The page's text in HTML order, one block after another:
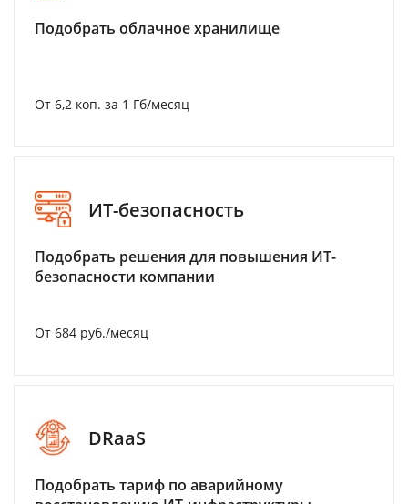
Подобрать облачное хранилище
От 6,2 коп. за 1 Гб/месяц
ИТ-безопасность
Подобрать решения для повышения ИТ-
безопасности компании
От 684 руб./месяц
DRaaS
Подобрать тариф по аварийному